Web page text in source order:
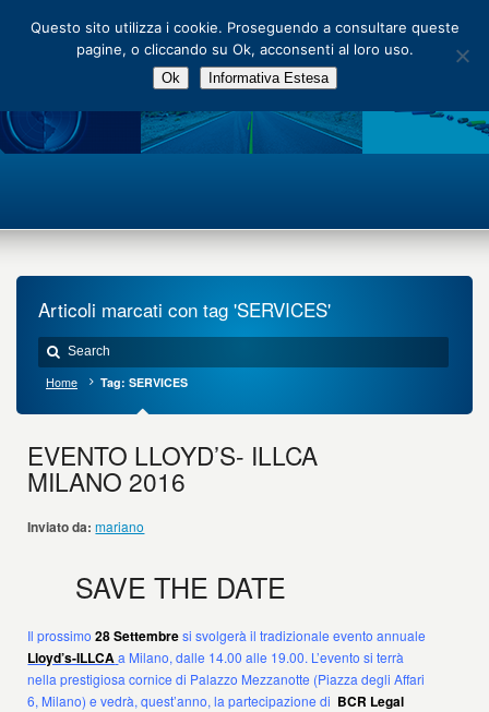
Main Menu
Articoli marcati con tag 'SERVICES'
Home Tag: SERVICES
EVENTO LLOYD’S- ILLCA
MILANO 2016
Inviato da: mariano
SAVE THE DATE
Il prossimo28 Settembresi svolgerà il tradizionale evento annuale
Lloyd’s-ILLCA a Milano, dalle 14.00 alle 19.00. L’evento si terrà
nella prestigiosa cornice di Palazzo Mezzanotte (Piazza degli Affari
6, Milano) e vedrà, quest’anno, la partecipazione di BCR Legal
Questo sito utilizza i cookie. Proseguendo a consultare queste
pagine, o cliccando su Ok, acconsenti al loro uso.
Ok Informativa Estesa